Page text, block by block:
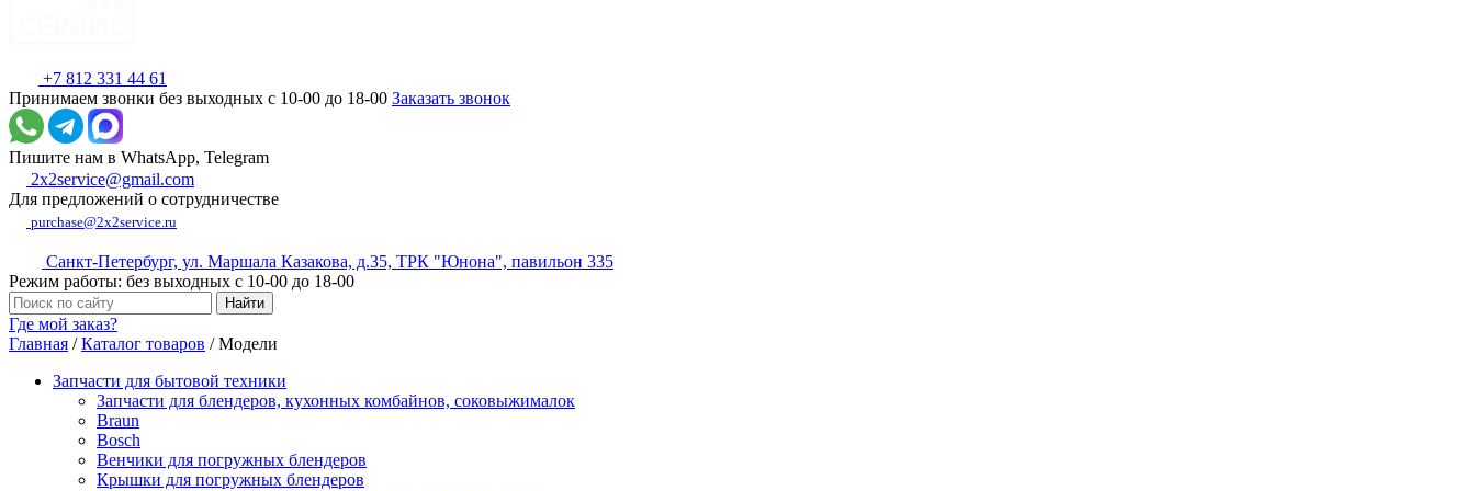
+7 812 331 44 61
Принимаем звонки без выходных с 10-00 до 18-00 Заказать звонок
Пишите нам в WhatsApp, Telegram
2x2service@gmail.com
Для предложений о сотрудничестве
purchase@2x2service.ru
Санкт-Петербург, ул. Маршала Казакова, д.35, ТРК "Юнона", павильон 335
Режим работы: без выходных с 10-00 до 18-00
Где мой заказ?
Главная /Каталог товаров /Модели
Запчасти для бытовой техники
Запчасти для блендеров, кухонных комбайнов, соковыжималок
Braun
Bosch
Венчики для погружных блендеров
Крышки для погружных блендеров